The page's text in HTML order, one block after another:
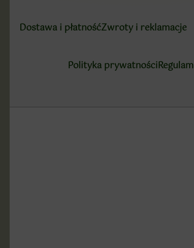
Dostawa i płatnośćZwroty i reklamacje
Polityka prywatności